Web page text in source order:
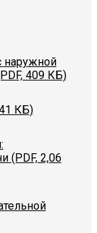
наружной
409 КБ)
КБ)
(PDF, 2,06